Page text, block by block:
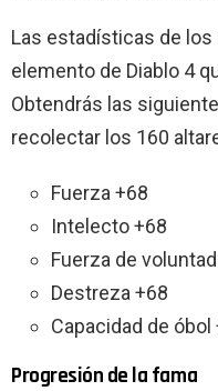
Las estadísticas de
elemento de Diablo 4
Obtendrás las
recolectar los 160
Fuerza +68
Intelecto +68
Fuerza de
Destreza +68
Capacidad de óbol
Progresión de la fama